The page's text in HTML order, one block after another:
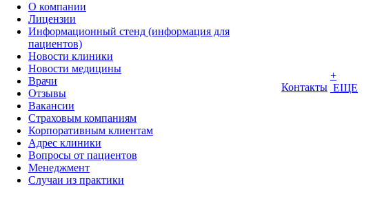
О компании
Лицензии
Информационный стенд (информация для
пациентов)
Новости клиники
Новости медицины
Врачи
Отзывы
Вакансии
Страховым компаниям
Корпоративным клиентам
Адрес клиники
Вопросы от пациентов
Менеджмент
Случаи из практики
Контакты
+
ЕЩЕ